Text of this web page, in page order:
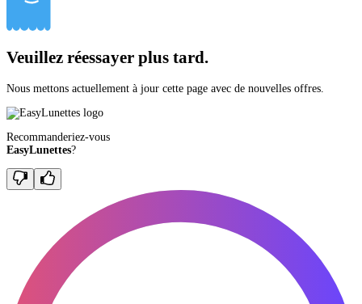
Veuillez réessayer plus tard.
Nous mettons actuellement à jour cette page avec de nouvelles offres.
Recommanderiez-vous
EasyLunettes?